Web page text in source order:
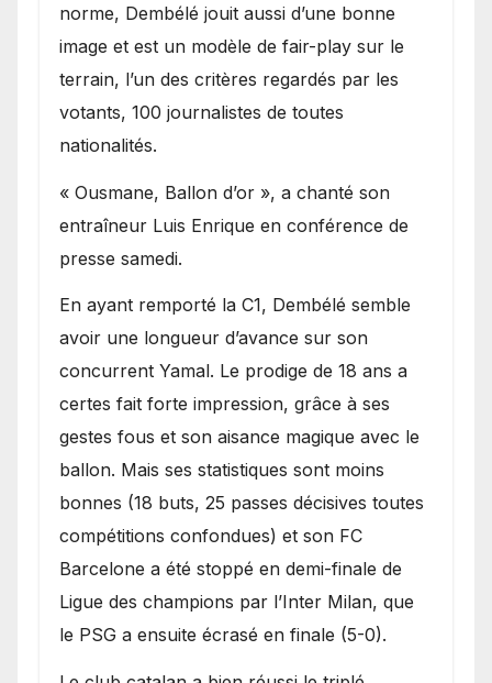
norme, Dembélé jouit aussi d’une bonne
image et est un modèle de fair-play sur le
terrain, l’un des critères regardés par les
votants, 100 journalistes de toutes
nationalités.
« Ousmane, Ballon d’or », a chanté son
entraîneur Luis Enrique en conférence de
presse samedi.
En ayant remporté la C1, Dembélé semble
avoir une longueur d’avance sur son
concurrent Yamal. Le prodige de 18 ans a
certes fait forte impression, grâce à ses
gestes fous et son aisance magique avec le
ballon. Mais ses statistiques sont moins
bonnes (18 buts, 25 passes décisives toutes
compétitions confondues) et son FC
Barcelone a été stoppé en demi-finale de
Ligue des champions par l’Inter Milan, que
le PSG a ensuite écrasé en finale (5-0).